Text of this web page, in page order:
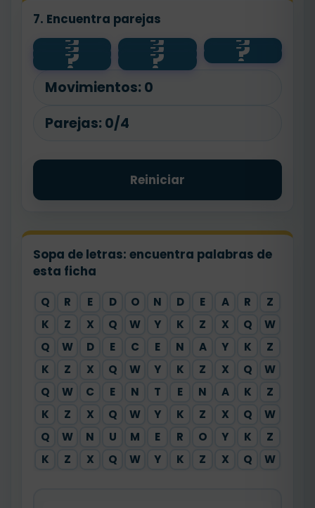
7. Encuentra parejas
?
mil ?
9999 ?
3250
?
cuatro mil
ochocient
os ?
tres mil
dosciento
s
cincuenta ?
novecient
os
noventa y
?
4800 ?
1000
Movimientos: 0
Parejas: 0/4
Reiniciar
Sopa de letras: encuentra palabras de
esta ficha
Q R E D O N D E A R
Z
K
Z X Q W Y K Z X Q
W
Q
W D E C E N A Y K
Z
K
Z X Q W Y K Z X Q
W
Q
W C E N T E N A K
Z
K
Z X Q W Y K Z X Q
W
Q
W N U M E R O Y K
Z
K
Z X Q W Y K Z X Q W